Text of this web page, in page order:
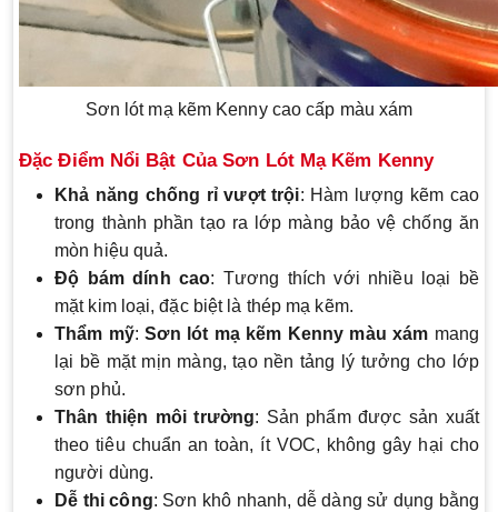
Sơn lót mạ kẽm Kenny cao cấp màu xám
Đặc Điểm Nổi Bật Của Sơn Lót Mạ Kẽm Kenny
Khả năng chống rỉ vượt trội: Hàm lượng kẽm cao
trong thành phần tạo ra lớp màng bảo vệ chống ăn
mòn hiệu quả.
Độ bám dính cao: Tương thích với nhiều loại bề
mặt kim loại, đặc biệt là thép mạ kẽm.
Thẩm mỹ:Sơn lót mạ kẽm Kenny màu xám mang
lại bề mặt mịn màng, tạo nền tảng lý tưởng cho lớp
sơn phủ.
Thân thiện môi trường: Sản phẩm được sản xuất
theo tiêu chuẩn an toàn, ít VOC, không gây hại cho
người dùng.
Dễ thi công: Sơn khô nhanh, dễ dàng sử dụng bằng